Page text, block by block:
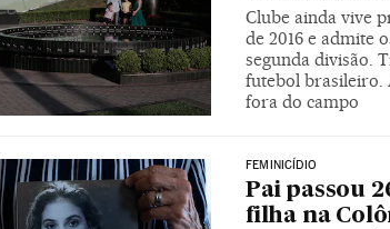
Clube ainda vive
de 2016 e admite
segunda divisão.
futebol brasileiro.
fora do campo
FEMINICÍDIO
Pai passou
filha na